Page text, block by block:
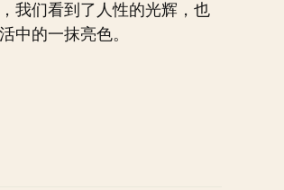
我们看到了人性的光辉，也
中的一抹亮色。